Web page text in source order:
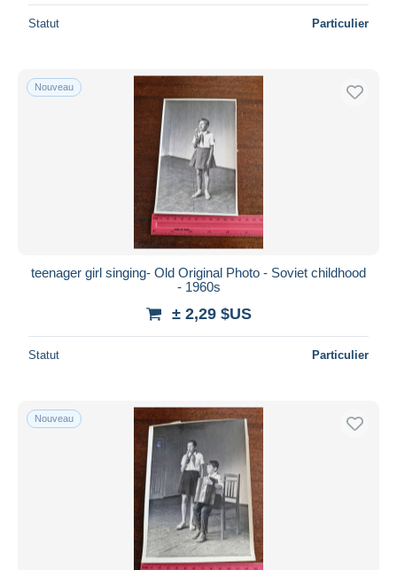
Statut Particulier
Nouveau
teenager girl singing- Old Original Photo - Soviet childhood
- 1960s
± 2,29 $US
Statut Particulier
Nouveau